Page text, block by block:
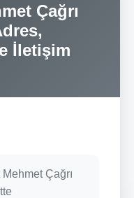
Çağrı
İletişim
Çağrı